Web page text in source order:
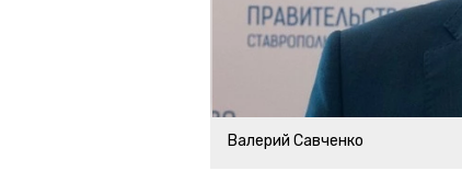
Валерий Савченко